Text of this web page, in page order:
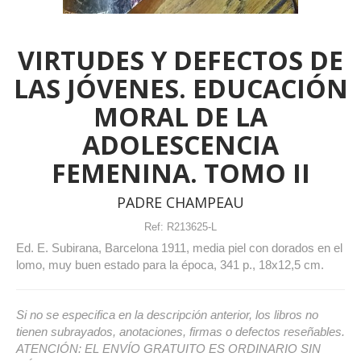
VIRTUDES Y DEFECTOS DE
LAS JÓVENES. EDUCACIÓN
MORAL DE LA
ADOLESCENCIA
FEMENINA. TOMO II
PADRE CHAMPEAU
Ref: R213625-L
Ed. E. Subirana, Barcelona 1911, media piel con dorados en el
lomo, muy buen estado para la época, 341 p., 18x12,5 cm.
Si no se especifica en la descripción anterior, los libros no
tienen subrayados, anotaciones, firmas o defectos reseñables.
ATENCIÓN: EL ENVÍO GRATUITO ES ORDINARIO SIN